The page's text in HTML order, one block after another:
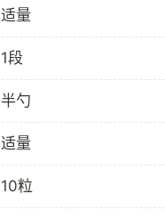
适量
1段
半勺
适量
10粒